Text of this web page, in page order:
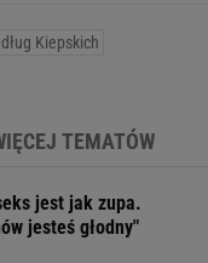
Kiepskich
TEMATÓW
jest jak zupa.
jesteś głodny"